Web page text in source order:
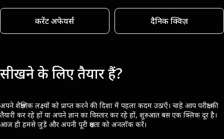
करेंट अफेयर्स दैनिक क्विज़
सीखने के लिए तैयार हैं?
अपने शैक्षणिक लक्ष्यों को प्राप्त करने की दिशा में पहला कदम उठाएँ। चाहे आप परीक्षा की
तैयारी कर रहे हों या अपने ज्ञान का विस्तार कर रहे हों, शुरुआत बस एक क्लिक दूर है।
आज ही हमसे जुड़ें और अपनी पूरी क्षमता को अनलॉक करें।